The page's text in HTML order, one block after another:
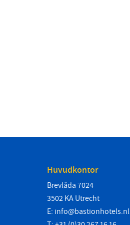
Huvudkontor
Brevlåda 7024
3502 KA Utrecht
E: info@bastionhotels.nl